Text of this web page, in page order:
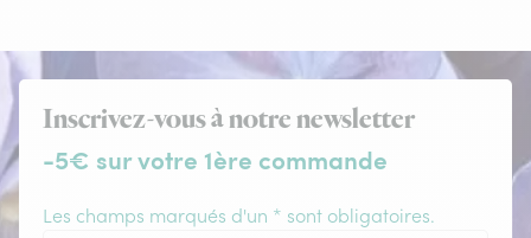
Inscrivez-vous à notre newsletter
-5€ sur votre 1ère commande
Les champs marqués d'un * sont obligatoires.